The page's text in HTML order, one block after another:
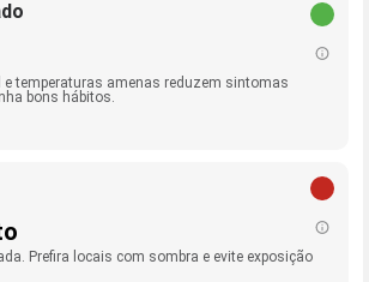
e temperaturas amenas reduzem sintomas
bons hábitos.
Prefira locais com sombra e evite exposição